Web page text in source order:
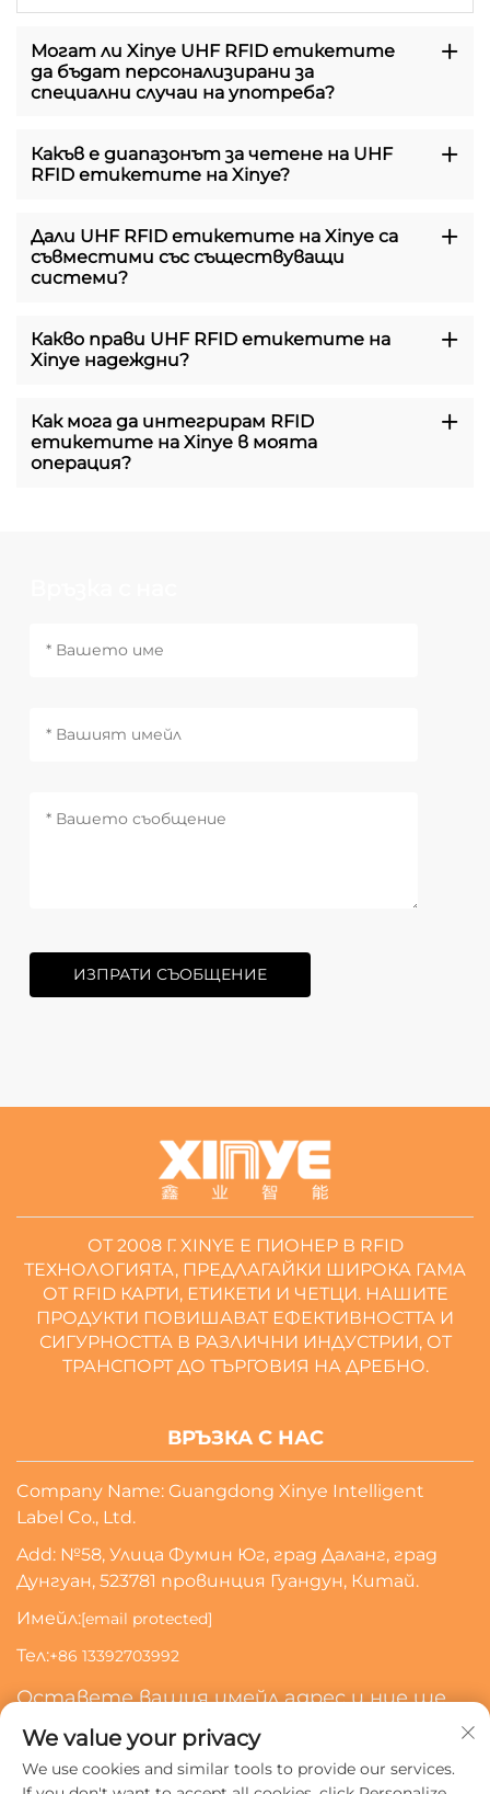
Могат ли Xinye UHF RFID етикетите
да бъдат персонализирани за
специални случаи на употреба?
Какъв е диапазонът за четене на UHF
RFID етикетите на Xinye?
Дали UHF RFID етикетите на Xinye са
съвместими със съществуващи
системи?
Какво прави UHF RFID етикетите на
Xinye надеждни?
Как мога да интегрирам RFID
етикетите на Xinye в моята
операция?
ИЗПРАТИ СЪОБЩЕНИЕ
ОТ 2008 Г. XINYE Е ПИОНЕР В RFID
ТЕХНОЛОГИЯТА, ПРЕДЛАГАЙКИ ШИРОКА ГАМА
ОТ RFID КАРТИ, ЕТИКЕТИ И ЧЕТЦИ. НАШИТЕ
ПРОДУКТИ ПОВИШАВАТ ЕФЕКТИВНОСТТА И
СИГУРНОСТТА В РАЗЛИЧНИ ИНДУСТРИИ, ОТ
ТРАНСПОРТ ДО ТЪРГОВИЯ НА ДРЕБНО.
ВРЪЗКА С НАС
Company Name: Guangdong Xinye Intelligent
Label Co., Ltd.
Add: №58, Улица Фумин Юг, град Даланг, град
Дунгуан, 523781 провинция Гуандун, Китай.
Имейл:[email protected]
Тел:+86 13392703992
Оставете вашия имейл адрес и ние ще
се свържем с вас
Абонирай Се
We value your privacy
We use cookies and similar tools to provide our services.